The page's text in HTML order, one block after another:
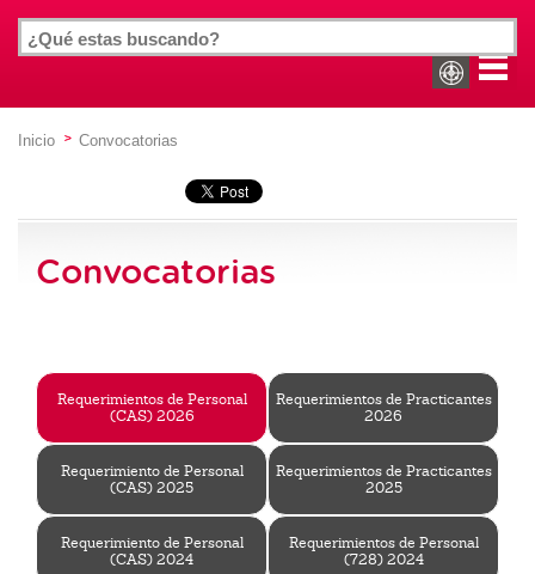
Inicio Convocatorias
Convocatorias
Requerimientos de Personal
(CAS) 2026
Requerimientos de Practicantes
2026
Requerimiento de Personal
(CAS) 2025
Requerimientos de Practicantes
2025
Requerimiento de Personal
(CAS) 2024
Requerimientos de Personal
(728) 2024